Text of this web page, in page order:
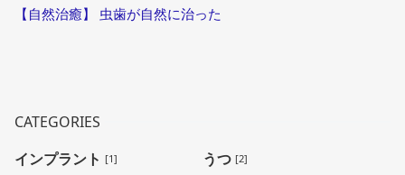
【自然治癒】 虫歯が自然に治った
CATEGORIES
インプラント [1] うつ [2]